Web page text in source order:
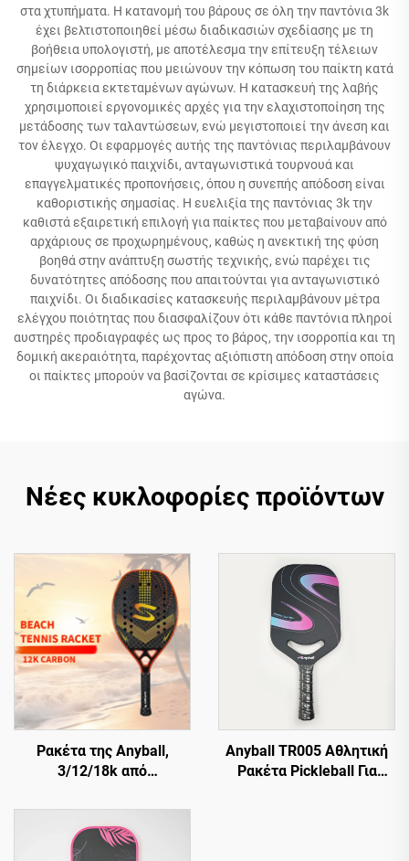
στα χτυπήματα. Η κατανομή του βάρους σε όλη την παντόνια 3k
έχει βελτιστοποιηθεί μέσω διαδικασιών σχεδίασης με τη
βοήθεια υπολογιστή, με αποτέλεσμα την επίτευξη τέλειων
σημείων ισορροπίας που μειώνουν την κόπωση του παίκτη κατά
τη διάρκεια εκτεταμένων αγώνων. Η κατασκευή της λαβής
χρησιμοποιεί εργονομικές αρχές για την ελαχιστοποίηση της
μετάδοσης των ταλαντώσεων, ενώ μεγιστοποιεί την άνεση και
τον έλεγχο. Οι εφαρμογές αυτής της παντόνιας περιλαμβάνουν
ψυχαγωγικό παιχνίδι, ανταγωνιστικά τουρνουά και
επαγγελματικές προπονήσεις, όπου η συνεπής απόδοση είναι
καθοριστικής σημασίας. Η ευελιξία της παντόνιας 3k την
καθιστά εξαιρετική επιλογή για παίκτες που μεταβαίνουν από
αρχάριους σε προχωρημένους, καθώς η ανεκτική της φύση
βοηθά στην ανάπτυξη σωστής τεχνικής, ενώ παρέχει τις
δυνατότητες απόδοσης που απαιτούνται για ανταγωνιστικό
παιχνίδι. Οι διαδικασίες κατασκευής περιλαμβάνουν μέτρα
ελέγχου ποιότητας που διασφαλίζουν ότι κάθε παντόνια πληροί
αυστηρές προδιαγραφές ως προς το βάρος, την ισορροπία και τη
δομική ακεραιότητα, παρέχοντας αξιόπιστη απόδοση στην οποία
οι παίκτες μπορούν να βασίζονται σε κρίσιμες καταστάσεις
αγώνα.
Νέες κυκλοφορίες προϊόντων
Ρακέτα της Anyball,
3/12/18k από
τραχιά επιφάνεια για
προπόνηση, για την
παραλία
Anyball TR005 Αθλητική
Ρακέτα Pickleball Για